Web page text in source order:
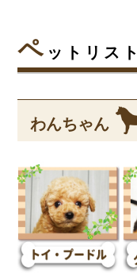
ペ ットリスト
わんちゃん